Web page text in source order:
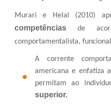
Murari e Helal (2010)
competências de
comportamentalista,
A corrente
americana e enfatiza
permitam ao
superior.